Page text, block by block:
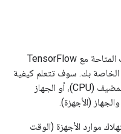
يوضح هذا الدليل كيفية استخدام الأدوات المتاحة مع TensorFlow
Profiler لتتبع أداء نماذج TensorFlow الخاصة بك. سوف تتعلم كيفية
فهم كيفية أداء النموذج الخاص بك على المضيف (CPU)، أو الجهاز
موارد الأجهزة (الوقت